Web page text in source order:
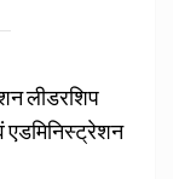
लीडरशिप
एडमिनिस्ट्रेशन